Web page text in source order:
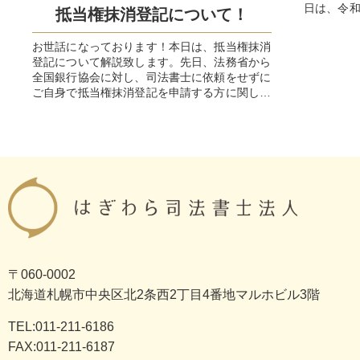
抵当権抹消登記について！
お世話になっております！本日は、抵当権抹消
登記について解説致します。先日、法務省から
全国銀行協会に対し、司法書士に依頼をせずに
ご自身で抵当権抹消登記を申請する方に関して
日は、令
〒060-0002
北海道札幌市中央区北2条西2丁目4番地マルホビル3階
TEL:011-211-6186
FAX:011-211-6187